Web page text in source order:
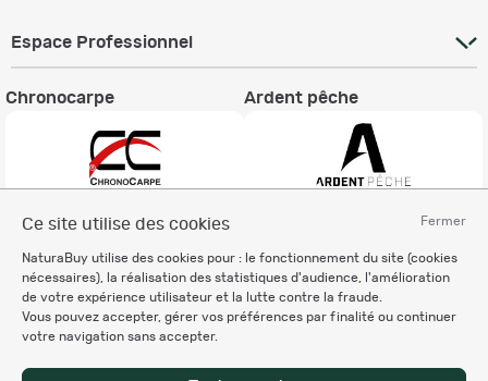
Fermer
Ce site utilise des cookies
NaturaBuy utilise des cookies pour : le fonctionnement du site (cookies
nécessaires), la réalisation des statistiques d'audience, l'amélioration
de votre expérience utilisateur et la lutte contre la fraude.
Vous pouvez accepter, gérer vos préférences par finalité ou continuer
votre navigation sans accepter.
Espace Professionnel
Chronocarpe Ardent pêche
Charte éthique
Mentions légales
Règlement & Conditions d'utilisation
Politique de protection
des données personnelles